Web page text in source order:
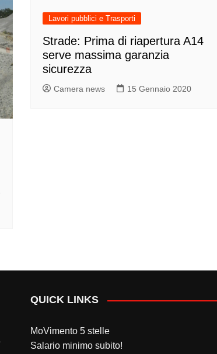
Lavori pubblici e Trasporti
Strade: Prima di riapertura A14
serve massima garanzia
sicurezza
Camera news 15 Gennaio 2020
QUICK LINKS
MoVimento 5 stelle
Salario minimo subito!